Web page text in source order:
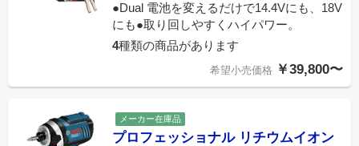
●Dual 電池を変えるだけで14.4Vにも、18V
にも●取り回しやすくハイパワー。
4種類の商品があります
希望小売価格 ￥39,800〜
メーカー在庫品
プロフェッショナル リチウムイオン